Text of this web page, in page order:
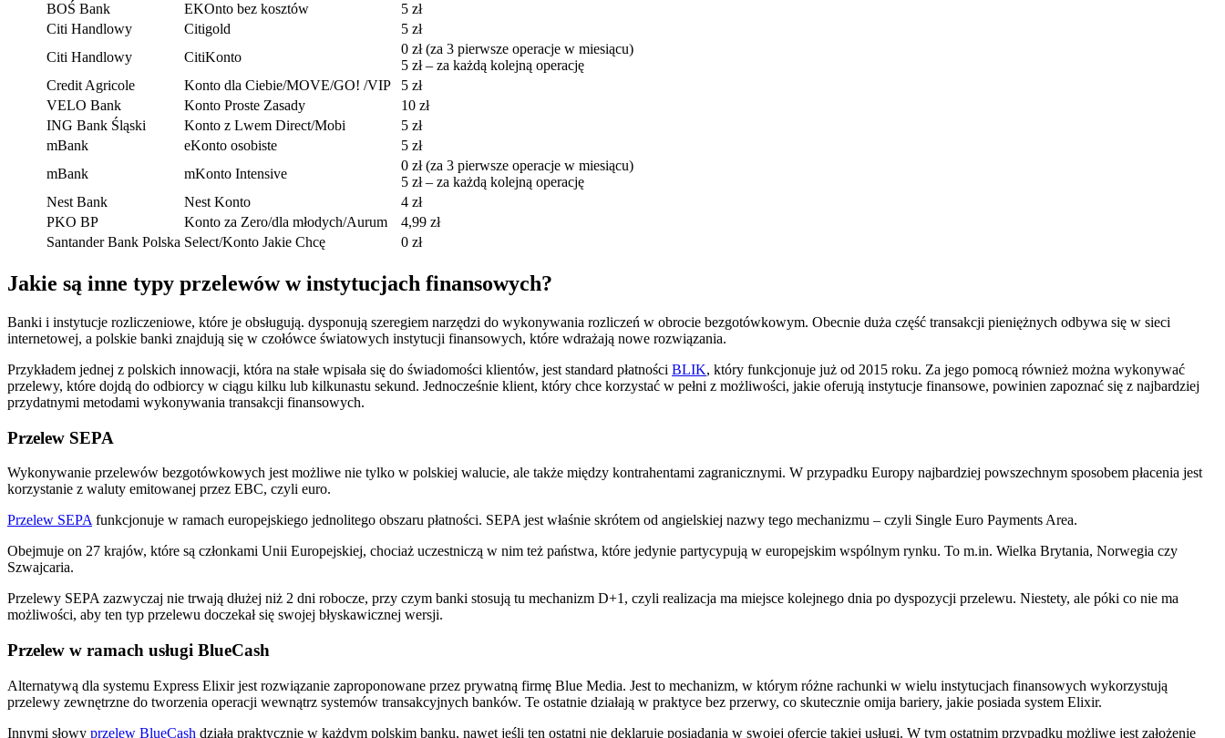
BOŚ Bank
EKOnto bez kosztów
5 zł
Citi Handlowy
Citigold
5 zł
Citi Handlowy
CitiKonto
0 zł (za 3 pierwsze operacje w miesiącu)
5 zł – za każdą kolejną operację
Credit Agricole
Konto dla Ciebie/MOVE/GO! /VIP
5 zł
VELO Bank
Konto Proste Zasady
10 zł
ING Bank Śląski
Konto z Lwem Direct/Mobi
5 zł
mBank
eKonto osobiste
5 zł
mBank
mKonto Intensive
0 zł (za 3 pierwsze operacje w miesiącu)
5 zł – za każdą kolejną operację
Nest Bank
Nest Konto
4 zł
PKO BP
Konto za Zero/dla młodych/Aurum
4,99 zł
Santander Bank Polska Select/Konto Jakie Chcę 0 zł
Jakie są inne typy przelewów w instytucjach finansowych?
Banki i instytucje rozliczeniowe, które je obsługują. dysponują szeregiem narzędzi do wykonywania rozliczeń w obrocie bezgotówkowym. Obecnie duża część transakcji pieniężnych odbywa się w sieci
internetowej, a polskie banki znajdują się w czołówce światowych instytucji finansowych, które wdrażają nowe rozwiązania.
Przykładem jednej z polskich innowacji, która na stałe wpisała się do świadomości klientów, jest standard płatności BLIK, który funkcjonuje już od 2015 roku. Za jego pomocą również można wykonywać
przelewy, które dojdą do odbiorcy w ciągu kilku lub kilkunastu sekund. Jednocześnie klient, który chce korzystać w pełni z możliwości, jakie oferują instytucje finansowe, powinien zapoznać się z najbardziej
przydatnymi metodami wykonywania transakcji finansowych.
Przelew SEPA
Wykonywanie przelewów bezgotówkowych jest możliwe nie tylko w polskiej walucie, ale także między kontrahentami zagranicznymi. W przypadku Europy najbardziej powszechnym sposobem płacenia jest
korzystanie z waluty emitowanej przez EBC, czyli euro.
Przelew SEPA funkcjonuje w ramach europejskiego jednolitego obszaru płatności. SEPA jest właśnie skrótem od angielskiej nazwy tego mechanizmu – czyli Single Euro Payments Area.
Obejmuje on 27 krajów, które są członkami Unii Europejskiej, chociaż uczestniczą w nim też państwa, które jedynie partycypują w europejskim wspólnym rynku. To m.in. Wielka Brytania, Norwegia czy
Szwajcaria.
Przelewy SEPA zazwyczaj nie trwają dłużej niż 2 dni robocze, przy czym banki stosują tu mechanizm D+1, czyli realizacja ma miejsce kolejnego dnia po dyspozycji przelewu. Niestety, ale póki co nie ma
możliwości, aby ten typ przelewu doczekał się swojej błyskawicznej wersji.
Przelew w ramach usługi BlueCash
Alternatywą dla systemu Express Elixir jest rozwiązanie zaproponowane przez prywatną firmę Blue Media. Jest to mechanizm, w którym różne rachunki w wielu instytucjach finansowych wykorzystują
przelewy zewnętrzne do tworzenia operacji wewnątrz systemów transakcyjnych banków. Te ostatnie działają w praktyce bez przerwy, co skutecznie omija bariery, jakie posiada system Elixir.
Innymi słowy przelew BlueCash działa praktycznie w każdym polskim banku, nawet jeśli ten ostatni nie deklaruje posiadania w swojej ofercie takiej usługi. W tym ostatnim przypadku możliwe jest założenie